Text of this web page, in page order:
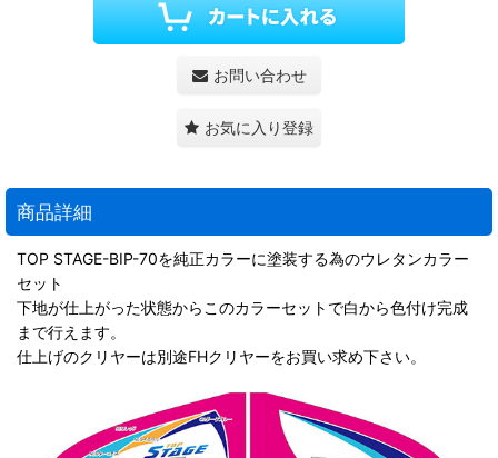
お問い合わせ
お気に入り登録
商品詳細
TOP STAGE-BIP-70を純正カラーに塗装する為のウレタンカラー
セット
下地が仕上がった状態からこのカラーセットで白から色付け完成
まで行えます。
仕上げのクリヤーは別途FHクリヤーをお買い求め下さい。